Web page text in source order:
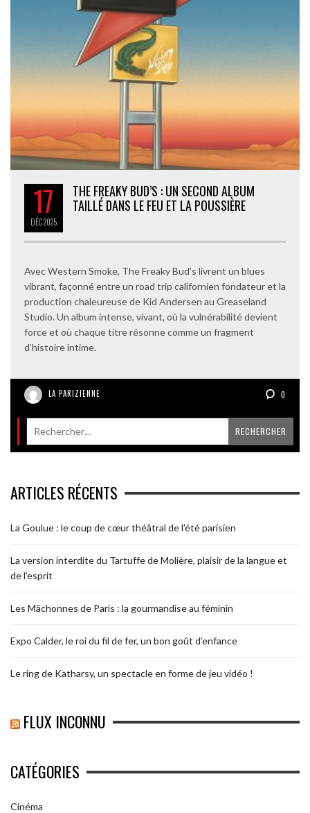
17
DÉC2025
THE FREAKY BUD’S : UN SECOND ALBUM
TAILLÉ DANS LE FEU ET LA POUSSIÈRE
Avec Western Smoke, The Freaky Bud’s livrent un blues
vibrant, façonné entre un road trip californien fondateur et la
production chaleureuse de Kid Andersen au Greaseland
Studio. Un album intense, vivant, où la vulnérabilité devient
force et où chaque titre résonne comme un fragment
d’histoire intime.
LA PARIZIENNE 0
ARTICLES RÉCENTS
La Goulue : le coup de cœur théâtral de l’été parisien
La version interdite du Tartuffe de Molière, plaisir de la langue et
de l’esprit
Les Mâchonnes de Paris : la gourmandise au féminin
Expo Calder, le roi du fil de fer, un bon goût d’enfance
Le ring de Katharsy, un spectacle en forme de jeu vidéo !
FLUX INCONNU
CATÉGORIES
Cinéma